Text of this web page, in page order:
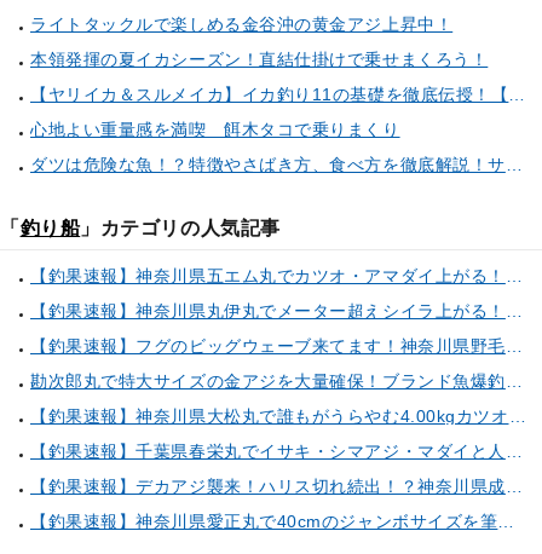
ライトタックルで楽しめる金谷沖の黄金アジ上昇中！
本領発揮の夏イカシーズン！直結仕掛けで乗せまくろう！
心地よい重量感を満喫 餌木タコで乗りまくり
「 釣り船」カテゴリの人気記事